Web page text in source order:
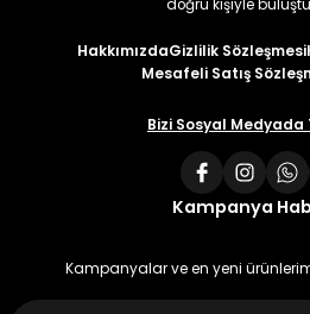
doğru kişiyle
HakkımızdaGizlilik Sözleşmesi
Mesafeli Satış
Bizi Sosyal Medyada
Kampanya
Kampanyalar ve en yeni